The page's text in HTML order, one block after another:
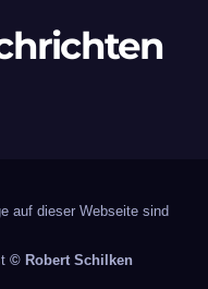
auf dieser Webseite sind
© Robert Schilken